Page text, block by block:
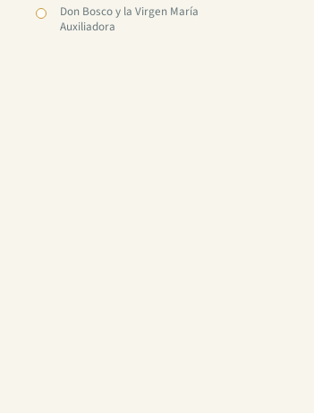
Don Bosco y la Virgen María
Auxiliadora